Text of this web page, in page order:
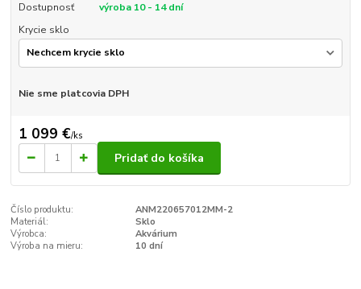
Dostupnosť
výroba 10 - 14 dní
Krycie sklo
Nie sme platcovia DPH
1 099 €/ks
Pridať do košíka
Číslo produktu:
ANM220657012MM-2
Materiál:
Sklo
Výrobca:
Akvárium
Výroba na mieru:
10 dní